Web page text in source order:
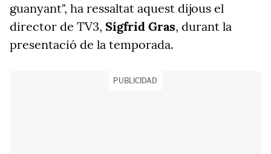
guanyant", ha ressaltat aquest dijous el
director de TV3, Sígfrid Gras, durant la
presentació de la temporada.
PUBLICIDAD